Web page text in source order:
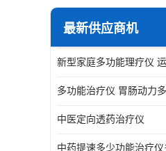
最新供应商机
中医定向透药治疗仪